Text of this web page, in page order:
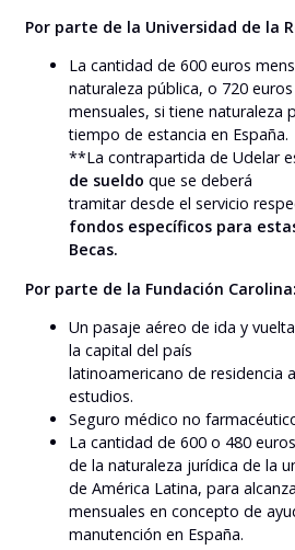
Por parte de la Universidad de la
La cantidad de 600 euros
naturaleza pública, o 720 euros
mensuales, si tiene naturaleza
tiempo de estancia en España.
**La contrapartida de Udelar
de sueldo que se deberá
tramitar desde el servicio
fondos específicos para
Becas.
Por parte de la Fundación Carolina:
Un pasaje aéreo de ida y
la capital del país
latinoamericano de residencia
estudios.
Seguro médico no
La cantidad de 600 o 480
de la naturaleza jurídica de la
de América Latina, para
mensuales en concepto de
manutención en España.